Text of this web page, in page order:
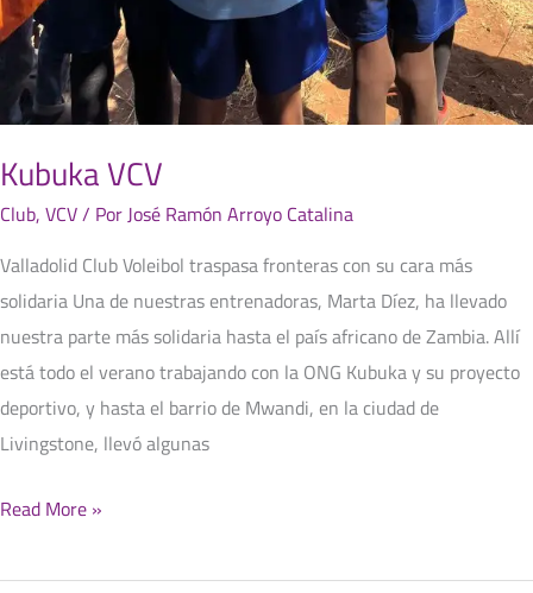
Kubuka VCV
Club, VCV/ PorJosé Ramón Arroyo Catalina
Valladolid Club Voleibol traspasa fronteras con su cara más
solidaria Una de nuestras entrenadoras, Marta Díez, ha llevado
nuestra parte más solidaria hasta el país africano de Zambia. Allí
está todo el verano trabajando con la ONG Kubuka y su proyecto
deportivo, y hasta el barrio de Mwandi, en la ciudad de
Livingstone, llevó algunas
Read More »